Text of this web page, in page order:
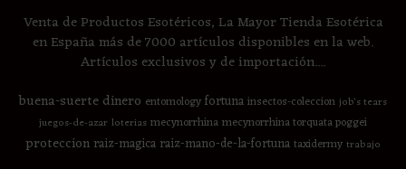
Venta de Productos Esotéricos, La Mayor Tienda Esotérica
en España más de 7000 artículos disponibles en la web.
Artículos exclusivos y de importación....
buena-suertedinero entomologyfortunainsectos-coleccion job's tears
juegos-de-azar loterias mecynorrhinamecynorrhina torquata poggei
proteccion raiz-magica raiz-mano-de-la-fortunataxidermy trabajo